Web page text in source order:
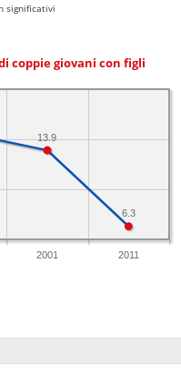
significativi
coppie giovani con figli
2001 2011
6.3
13.9